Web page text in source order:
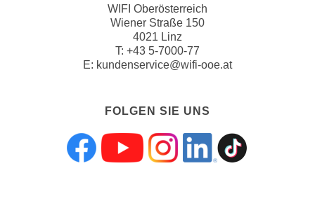
WIFI Oberösterreich
Wiener Straße 150
4021 Linz
T: +43 5-7000-77
E: kundenservice@wifi-ooe.at
FOLGEN SIE UNS
Folgen sie uns
Folgen sie
Folgen sie
Folgen